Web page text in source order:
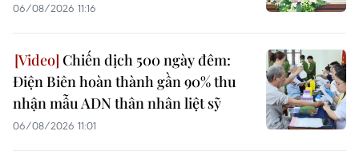
06/08/2026 11:16
Chiến dịch 500 ngày đêm:
Điện Biên hoàn thành gần 90% thu
nhận mẫu ADN thân nhân liệt sỹ
06/08/2026 11:01